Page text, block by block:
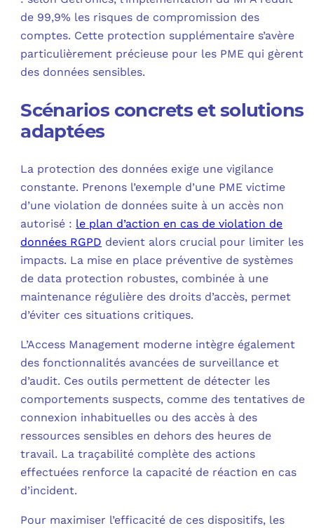
de 99,9% les risques de compromission des
comptes. Cette protection supplémentaire s’avère
particulièrement précieuse pour les PME qui gèrent
des données sensibles.
Scénarios concrets et solutions
adaptées
La protection des données exige une vigilance
constante. Prenons l’exemple d’une PME victime
d’une violation de données suite à un accès non
autorisé : le plan d’action en cas de violation de
données RGPD devient alors crucial pour limiter les
impacts. La mise en place préventive de systèmes
de data protection robustes, combinée à une
maintenance régulière des droits d’accès, permet
d’éviter ces situations critiques.
L’Access Management moderne intègre également
des fonctionnalités avancées de surveillance et
d’audit. Ces outils permettent de détecter les
comportements suspects, comme des tentatives de
connexion inhabituelles ou des accès à des
ressources sensibles en dehors des heures de
travail. La traçabilité complète des actions
effectuées renforce la capacité de réaction en cas
d’incident.
Pour maximiser l’efficacité de ces dispositifs, les